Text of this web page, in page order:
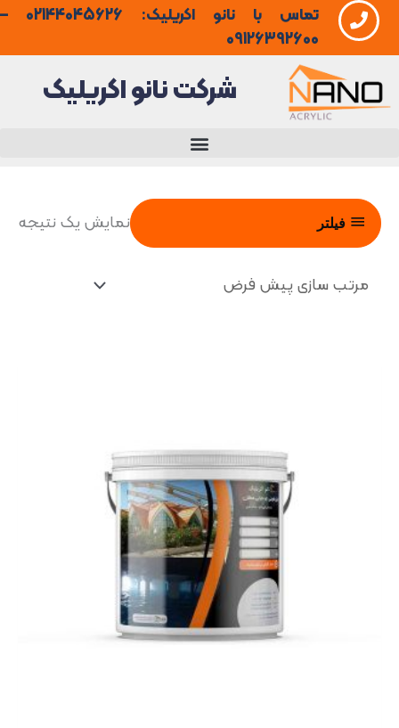
رفتن
به
محتوا
تماس با نانو اکریلیک: 02144045626 –
09126392600
شرکت نانو اکریلیک
فیلتر نمایش یک نتیجه